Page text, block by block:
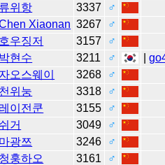
류위항 3337
♂
Xiaonan 3267
♂
호우징저 3157
♂
박현수 3211 ♂ |
자오스웨이 3268
♂
천위눙 3318
♂
레이전쿤 3155
♂
쉬거 3049
♂
마광쯔 3246
♂
청훙하오 3161
♂